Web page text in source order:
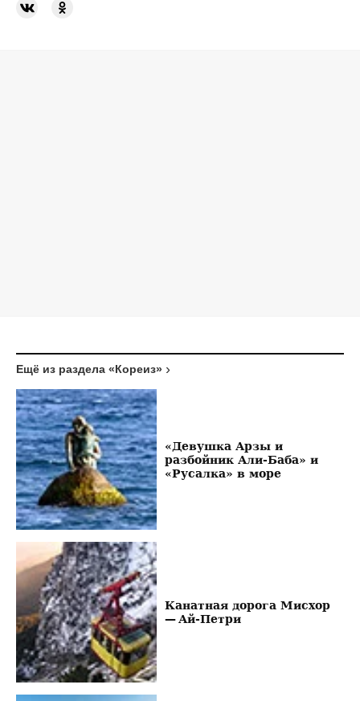
Ещё из раздела «Кореиз»
«Девушка Арзы и
разбойник Али-Баба» и
«Русалка» в море
Канатная дорога Мисхор
— Ай-Петри